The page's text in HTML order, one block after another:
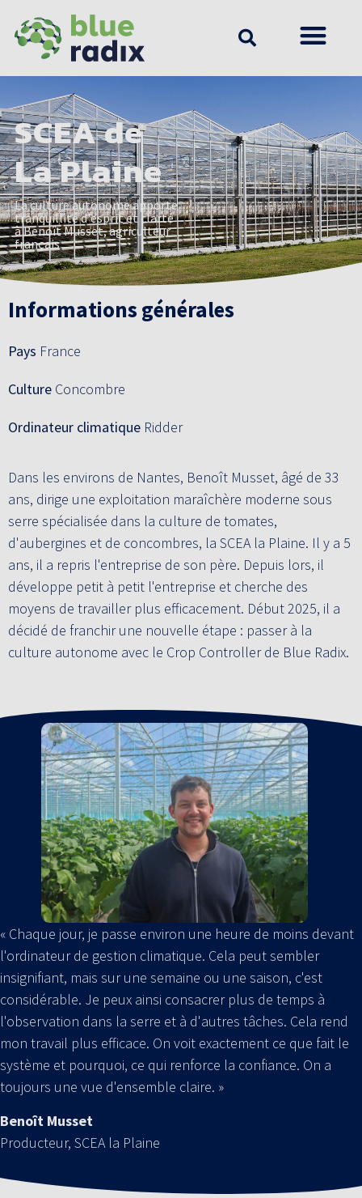
SCEA de
La Plaine
La culture autonome apporte
tranquillité d'esprit et clarté
à Benoît Musset, agriculteur
français
Informations générales
Pays France
Culture Concombre
Ordinateur climatique Ridder
Dans les environs de Nantes, Benoît Musset, âgé de 33
ans, dirige une exploitation maraîchère moderne sous
serre spécialisée dans la culture de tomates,
d'aubergines et de concombres, la SCEA la Plaine. Il y a 5
ans, il a repris l'entreprise de son père. Depuis lors, il
développe petit à petit l'entreprise et cherche des
moyens de travailler plus efficacement. Début 2025, il a
décidé de franchir une nouvelle étape : passer à la
culture autonome avec le Crop Controller de Blue Radix.
« Chaque jour, je passe environ une heure de moins devant
l'ordinateur de gestion climatique. Cela peut sembler
insignifiant, mais sur une semaine ou une saison, c'est
considérable. Je peux ainsi consacrer plus de temps à
l'observation dans la serre et à d'autres tâches. Cela rend
mon travail plus efficace. On voit exactement ce que fait le
système et pourquoi, ce qui renforce la confiance. On a
toujours une vue d'ensemble claire. »
Benoît Musset
Producteur, SCEA la Plaine